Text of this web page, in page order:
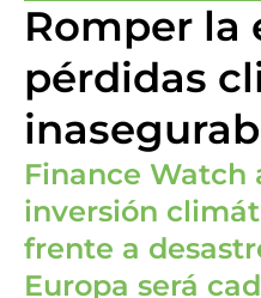
Romper la
pérdidas
Finance Watch
inversión
frente a
Europa será